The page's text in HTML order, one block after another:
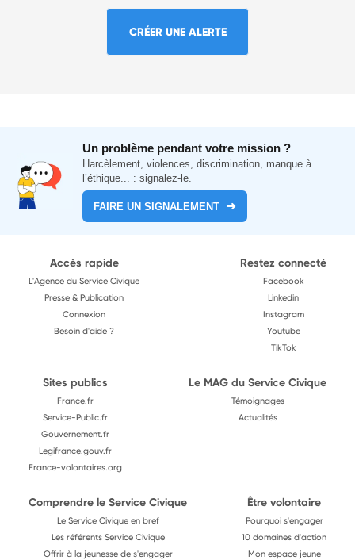
CRÉER UNE ALERTE
Un problème pendant votre mission ?
Harcèlement, violences, discrimination, manque à
l’éthique... : signalez-le.
FAIRE UN SIGNALEMENT
Accès rapide
L'Agence du Service Civique
Presse & Publication
Connexion
Besoin d'aide ?
Restez connecté
Facebook
Linkedin
Instagram
Youtube
TikTok
Sites publics
France.fr
Service-Public.fr
Gouvernement.fr
Legifrance.gouv.fr
France-volontaires.org
Le MAG du Service Civique
Témoignages
Actualités
Comprendre le Service Civique
Le Service Civique en bref
Les référents Service Civique
Offrir à la jeunesse de s'engager
Être volontaire
Pourquoi s'engager
10 domaines d'action
Mon espace jeune